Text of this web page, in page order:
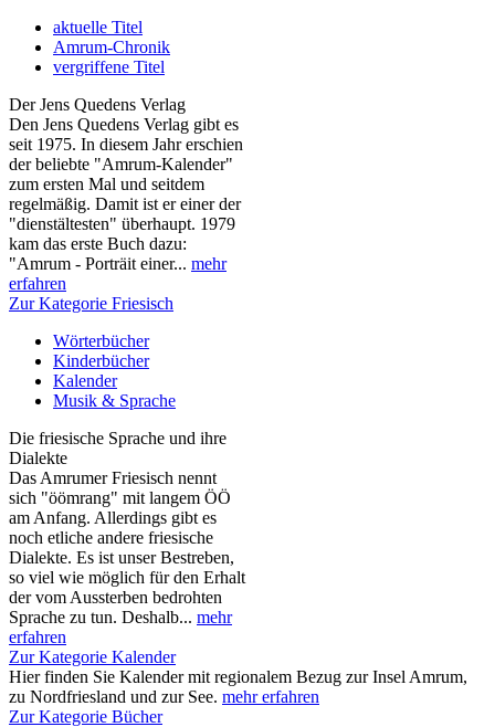
aktuelle Titel
Amrum-Chronik
vergriffene Titel
Der Jens Quedens Verlag
Den Jens Quedens Verlag gibt es
seit 1975. In diesem Jahr erschien
der beliebte "Amrum-Kalender"
zum ersten Mal und seitdem
regelmäßig. Damit ist er einer der
"dienstältesten" überhaupt. 1979
kam das erste Buch dazu:
"Amrum - Porträit einer... mehr
erfahren
Zur Kategorie Friesisch
Wörterbücher
Kinderbücher
Kalender
Musik & Sprache
Die friesische Sprache und ihre
Dialekte
Das Amrumer Friesisch nennt
sich "öömrang" mit langem ÖÖ
am Anfang. Allerdings gibt es
noch etliche andere friesische
Dialekte. Es ist unser Bestreben,
so viel wie möglich für den Erhalt
der vom Aussterben bedrohten
Sprache zu tun. Deshalb... mehr
erfahren
Zur Kategorie Kalender
Hier finden Sie Kalender mit regionalem Bezug zur Insel Amrum,
zu Nordfriesland und zur See. mehr erfahren
Zur Kategorie Bücher